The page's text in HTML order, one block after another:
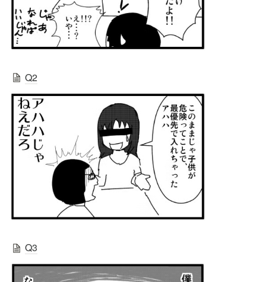
Q2
Q3